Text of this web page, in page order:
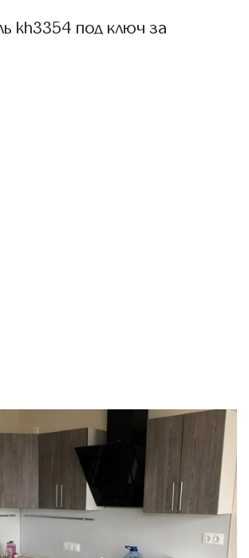
kh3354 под ключ за